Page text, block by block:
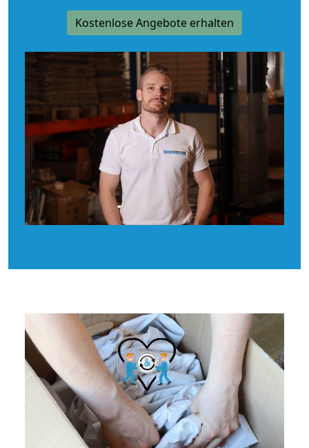
Kostenlose Angebote erhalten